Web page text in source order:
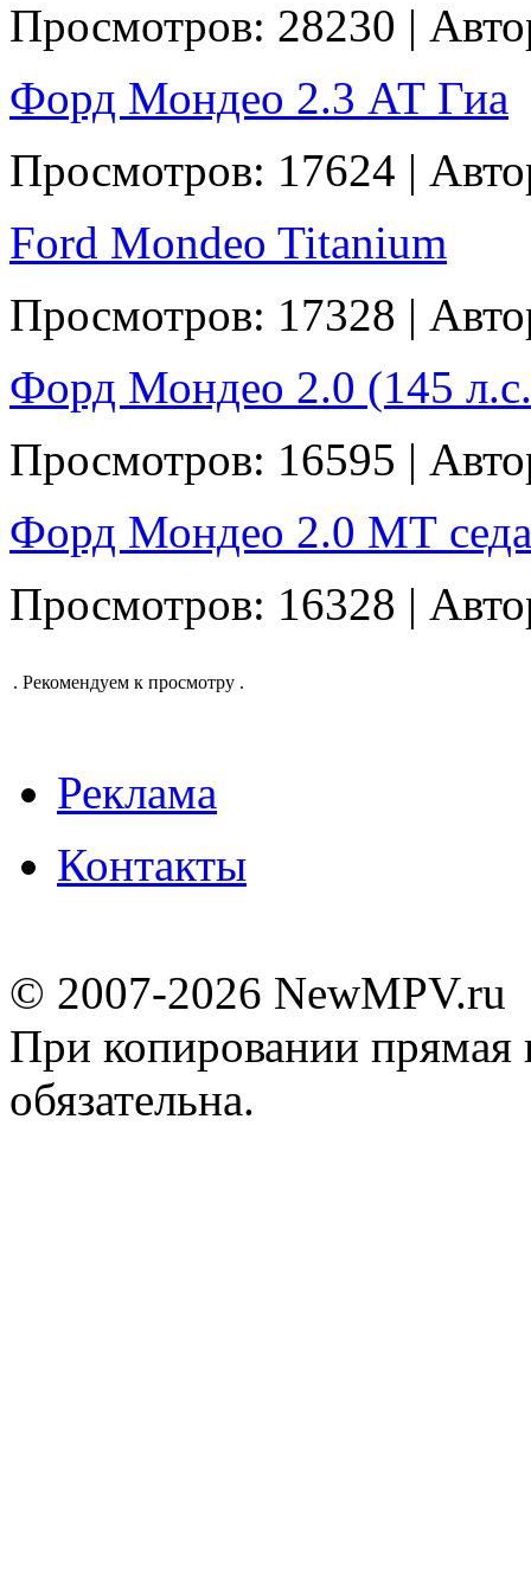
Просмотров: 28230 |
Форд Мондео 2.3 АТ Гиа
Просмотров: 17624 |
Ford Mondeo Titanium
Просмотров: 17328 |
Форд Мондео 2.0 (145
Просмотров: 16595 |
Форд Мондео 2.0 МТ
Просмотров: 16328 |
. Рекомендуем к просмотру .
Реклама
Контакты
© 2007-2026 NewMPV.ru
При копировании прямая
обязательна.